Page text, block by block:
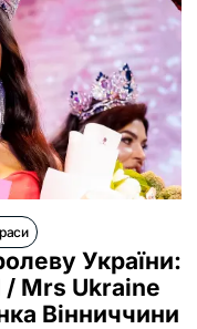
України:
Mrs Ukraine
Вінниччини